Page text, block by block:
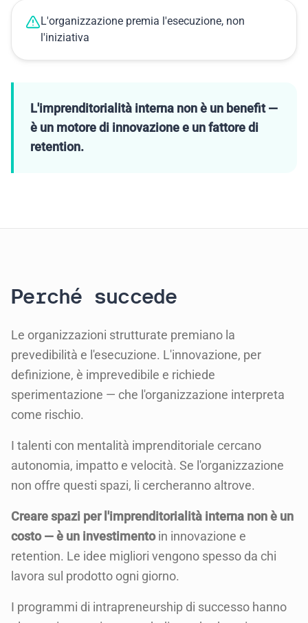
L'organizzazione premia l'esecuzione, non
l'iniziativa
L'imprenditorialità interna non è un benefit —
è un motore di innovazione e un fattore di
retention.
Perché succede
Le organizzazioni strutturate premiano la
prevedibilità e l'esecuzione. L'innovazione, per
definizione, è imprevedibile e richiede
sperimentazione — che l'organizzazione interpreta
come rischio.
I talenti con mentalità imprenditoriale cercano
autonomia, impatto e velocità. Se l'organizzazione
non offre questi spazi, li cercheranno altrove.
Creare spazi per l'imprenditorialità interna non è un
costo — è un investimentoin innovazione e
retention. Le idee migliori vengono spesso da chi
lavora sul prodotto ogni giorno.
I programmi di intrapreneurship di successo hanno